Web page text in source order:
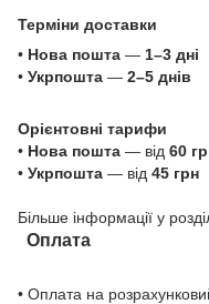
Терміни доставки
• Нова пошта — 1–3 дні
• Укрпошта — 2–5 днів
Орієнтовні тарифи
• Нова пошта — від 60
• Укрпошта — від 45 грн
Більше інформації у
Оплата
• Оплата на